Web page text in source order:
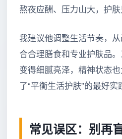
熬夜应酬、压力山大，护肤
我建议他调整生活节奏，
合合理膳食和专业护肤品
变得细腻亮泽，精神状态
了“平衡生活护肤”的最好实
常见误区：别再